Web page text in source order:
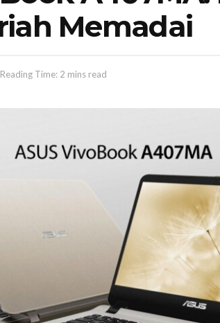
Memadai
Reading Time: 2 mins read